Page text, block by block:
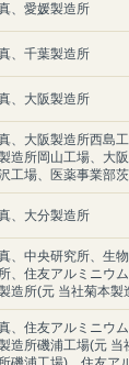
、愛媛製造所
、千葉製造所
、大阪製造所
、大阪製造所西島
造所岡山工場、大
工場、医薬事業部
、大分製造所
、中央研究所、生
、住友アルミニウ
造所(元 当社菊本製
、住友アルミニウ
造所磯浦工場(元 当